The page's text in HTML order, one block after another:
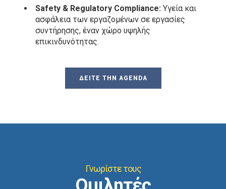
Safety & Regulatory Compliance: Υγεία και
ασφάλεια των εργαζομένων σε εργασίες
συντήρησης, έναν χώρο υψηλής
επικινδυνότητας.
ΔΕΙΤΕ ΤΗΝ AGENDA
Γνωρίστε τους